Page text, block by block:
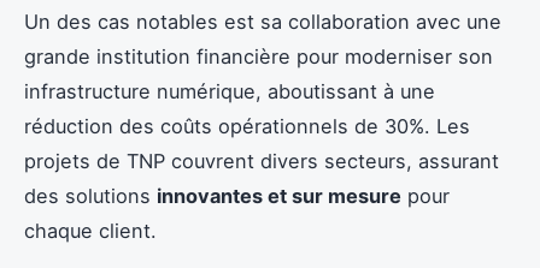
Un des cas notables est sa collaboration avec une
grande institution financière pour moderniser son
infrastructure numérique, aboutissant à une
réduction des coûts opérationnels de 30%. Les
projets de TNP couvrent divers secteurs, assurant
des solutions innovantes et sur mesure pour
chaque client.